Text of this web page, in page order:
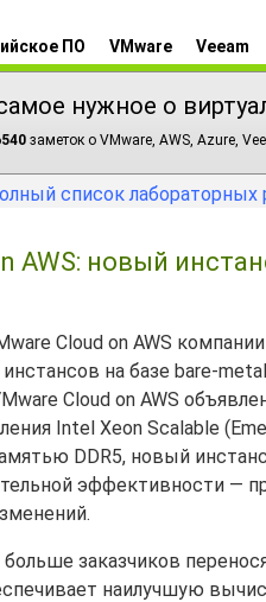
ПО VMware Veeam
нужное о
заметок о VMware, AWS, Azure,
список лабораторных
AWS: новый
Cloud on AWS
на базе bare-
Cloud on AWS
Intel Xeon Scalable
DDR5, новый
эффективности —
заказчиков
наилучшую